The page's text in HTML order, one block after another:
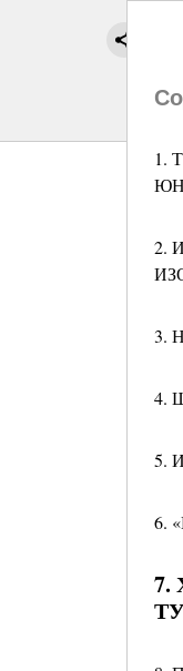
1.
2.
3.
4.
5.
6.